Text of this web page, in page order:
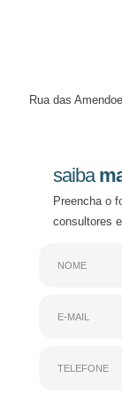
Rua das
saiba
Preencha o
consultores